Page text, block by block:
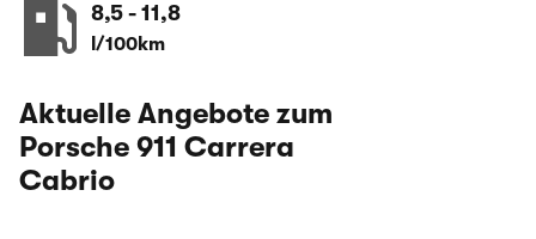
8,5 - 11,8
l/100km
Aktuelle Angebote zum
Porsche 911 Carrera
Cabrio